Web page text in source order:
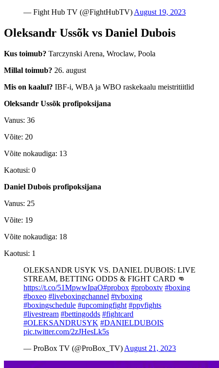
— Fight Hub TV (@FightHubTV) August 19, 2023
Oleksandr Ussõk vs Daniel Dubois
Kus toimub? Tarczynski Arena, Wroclaw, Poola
Millal toimub? 26. august
Mis on kaalul? IBF-i, WBA ja WBO raskekaalu meistritiitlid
Oleksandr Ussõk profipoksijana
Vanus: 36
Võite: 20
Võite nokaudiga: 13
Kaotusi: 0
Daniel Dubois profipoksijana
Vanus: 25
Võite: 19
Võite nokaudiga: 18
Kaotusi: 1
OLEKSANDR USYK VS. DANIEL DUBOIS: LIVE
STREAM, BETTING ODDS & FIGHT CARD 👊
https://t.co/51MpwwIpaO#probox #proboxtv #boxing
#boxeo #liveboxingchannel #tvboxing
#boxingschedule #upcomingfight #ppvfights
#livestream #bettingodds #fightcard
#OLEKSANDRUSYK #DANIELDUBOIS
pic.twitter.com/2zJHesLk5s
— ProBox TV (@ProBox_TV) August 21, 2023